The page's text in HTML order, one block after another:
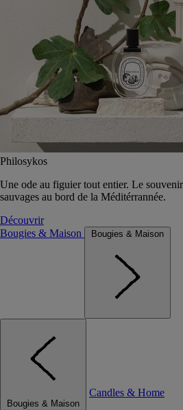
Philosykos
Une ode au figuier tout entier. Le
sauvages au bord de la Méditérrannée.
Découvrir
Bougies & Maison
Bougies & Maison
Bougies & Maison
Candles & Home